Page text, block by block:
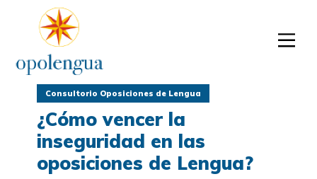
Consultorio Oposiciones de Lengua
¿Cómo vencer la
inseguridad en las
oposiciones de Lengua?